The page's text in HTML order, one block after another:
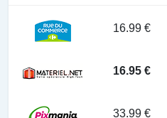
16.99 €
16.95 €
33.99 €